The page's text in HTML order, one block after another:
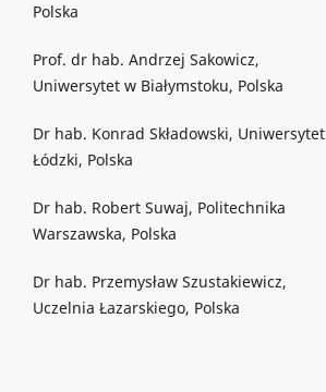
Polska
Prof. dr hab. Andrzej Sakowicz,
Uniwersytet w Białymstoku, Polska
Dr hab. Konrad Składowski, Uniwersytet
Łódzki, Polska
Dr hab. Robert Suwaj, Politechnika
Warszawska, Polska
Dr hab. Przemysław Szustakiewicz,
Uczelnia Łazarskiego, Polska